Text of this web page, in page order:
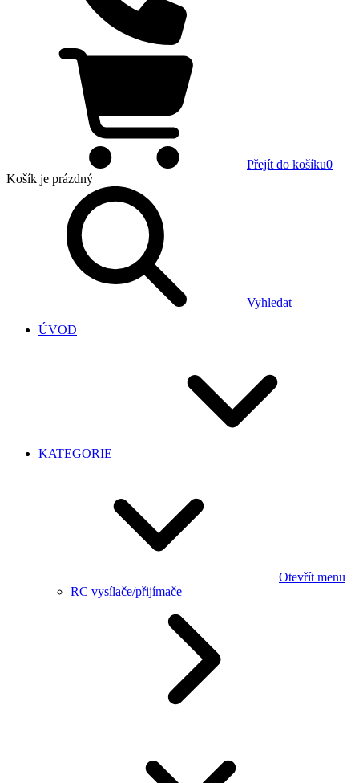
Přejít do košíku0
Košík je prázdný
Vyhledat
ÚVOD
KATEGORIE
Otevřít menu
RC vysílače/přijímače